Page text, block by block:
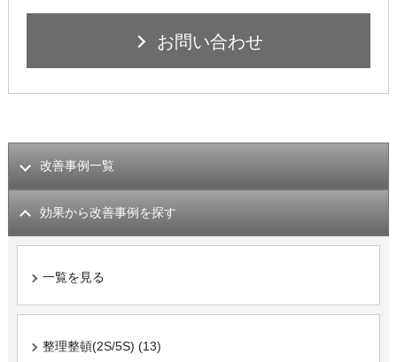
お問い合わせ
改善事例一覧
効果から改善事例を探す
一覧を見る
整理整頓(2S/5S) (13)